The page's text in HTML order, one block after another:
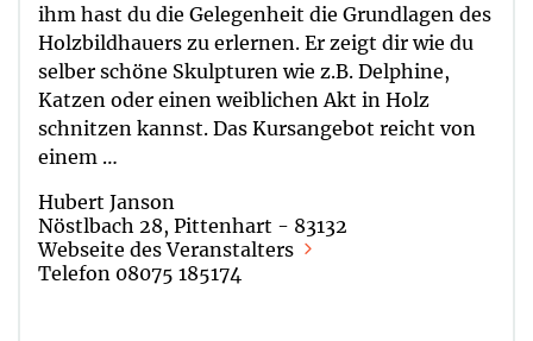
ihm hast du die Gelegenheit die Grundlagen des
Holzbildhauers zu erlernen. Er zeigt dir wie du
selber schöne Skulpturen wie z.B. Delphine,
Katzen oder einen weiblichen Akt in Holz
schnitzen kannst. Das Kursangebot reicht von
einem …
Hubert Janson
Nöstlbach 28, Pittenhart - 83132
Webseite des Veranstalters
Telefon 08075 185174